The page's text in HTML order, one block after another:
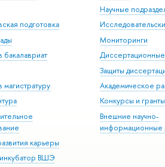
подготовка
карьеры
ВШЭ
Научные
Мониторинги
Защиты
Академическое
Конкурсы и гранты
Внешние научно-
информационные